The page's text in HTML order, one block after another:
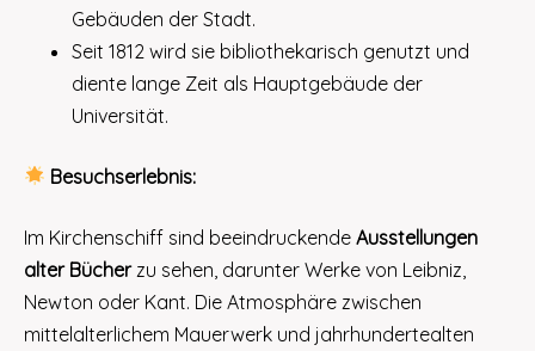
Gebäuden der Stadt.
Seit 1812 wird sie bibliothekarisch genutzt und
diente lange Zeit als Hauptgebäude der
Universität.
Besuchserlebnis:
Im Kirchenschiff sind beeindruckende Ausstellungen
alter Bücherzu sehen, darunter Werke von Leibniz,
Newton oder Kant. Die Atmosphäre zwischen
mittelalterlichem Mauerwerk und jahrhundertealten